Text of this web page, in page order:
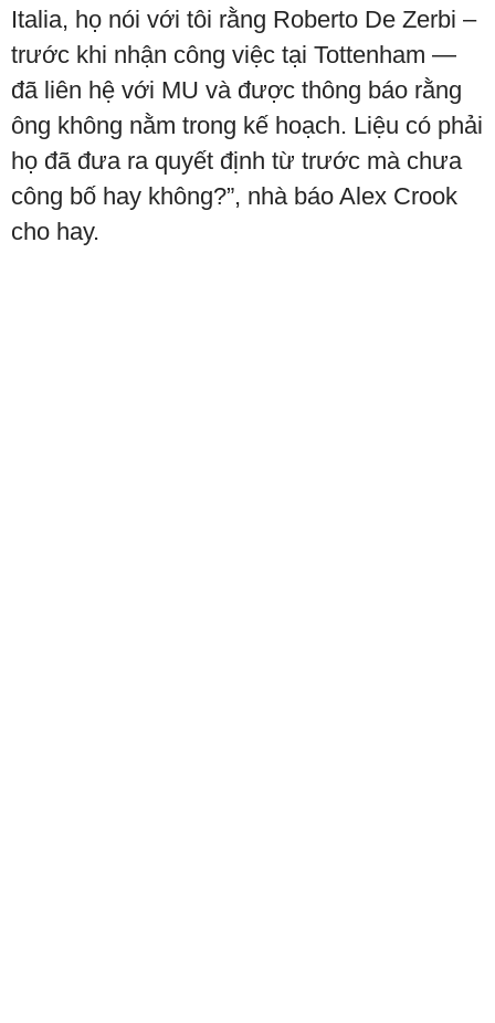
Italia, họ nói với tôi rằng Roberto De Zerbi –
trước khi nhận công việc tại Tottenham —
đã liên hệ với MU và được thông báo rằng
ông không nằm trong kế hoạch. Liệu có phải
họ đã đưa ra quyết định từ trước mà chưa
công bố hay không?”, nhà báo Alex Crook
cho hay.